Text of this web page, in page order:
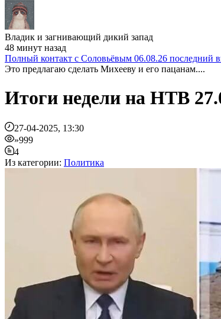
Владик и загнивающий дикий запад
48 минут назад
Полный контакт с Соловьёвым 06.08.26 последний
Это предлагаю сделать Михееву и его пацанам....
Итоги недели на НТВ
27-04-2025, 13:30
»999
4
Из категории: Политика